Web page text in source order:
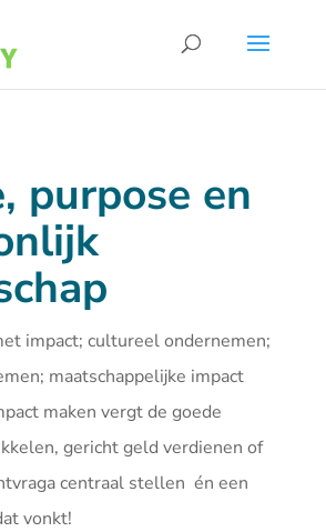
purpose en
impact; cultureel ondernemen;
maatschappelijke impact
maken vergt de goede
gericht geld verdienen of
centraal stellen én een
vonkt!